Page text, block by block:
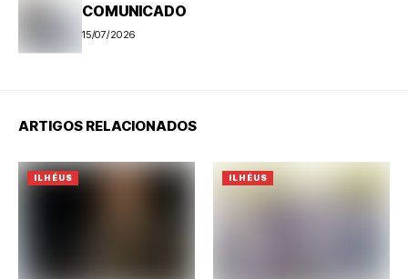
COMUNICADO
15/07/2026
ARTIGOS RELACIONADOS
ILHÉUS ILHÉUS